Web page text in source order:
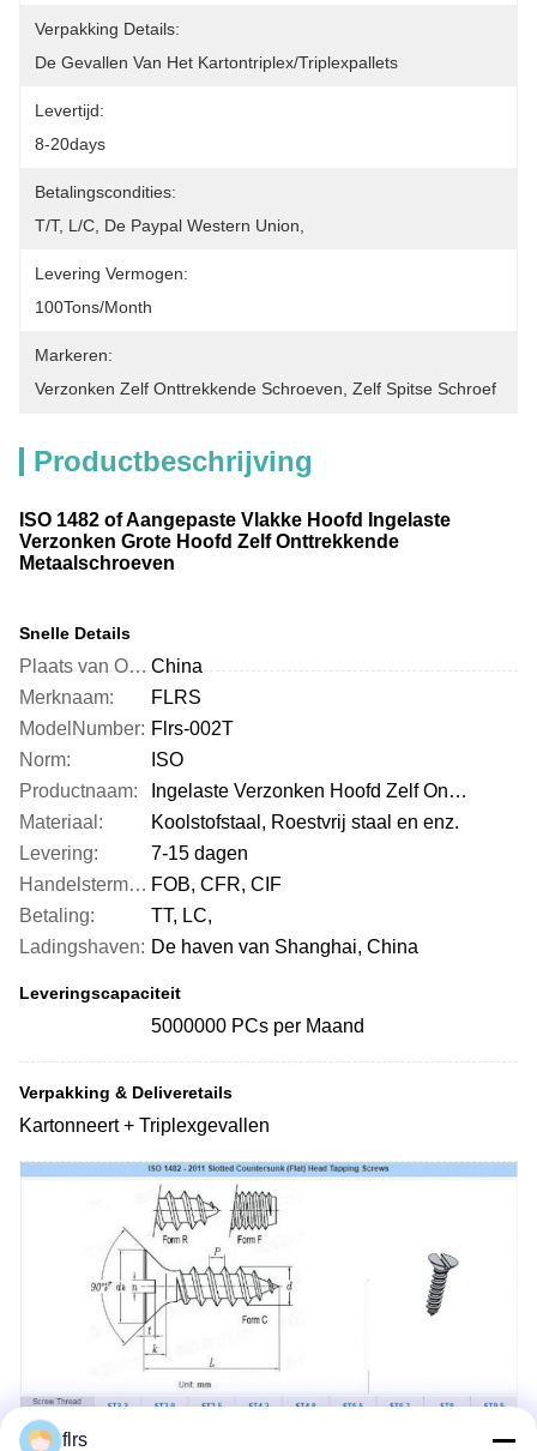
Verpakking Details:
De Gevallen Van Het Kartontriplex/triplexpallets
Levertijd:
8-20days
Betalingscondities:
T/T, L/C, De Paypal Western Union,
Levering Vermogen:
100Tons/Month
Markeren:
Verzonken Zelf Onttrekkende Schroeven Zelf Spitse Schroef
Productbeschrijving
ISO 1482 of Aangepaste Vlakke Hoofd Ingelaste
Verzonken Grote Hoofd Zelf Onttrekkende
Metaalschroeven
Snelle Details
Plaats van Oorsprong:China
Merknaam:
FLRS
ModelNumber: Flrs-002T
Norm:
ISO
Productnaam:
Ingelaste Verzonken Hoofd Zelf Onttrekkende Schroef
Materiaal:
Koolstofstaal, Roestvrij staal en enz.
Levering:
7-15 dagen
Handelstermijn: FOB, CFR, CIF
Betaling:
TT, LC,
Ladingshaven: De haven van Shanghai, China
Leveringscapaciteit
5000000 PCs per Maand
Verpakking & Deliveretails
Kartonneert + Triplexgevallen
flrs